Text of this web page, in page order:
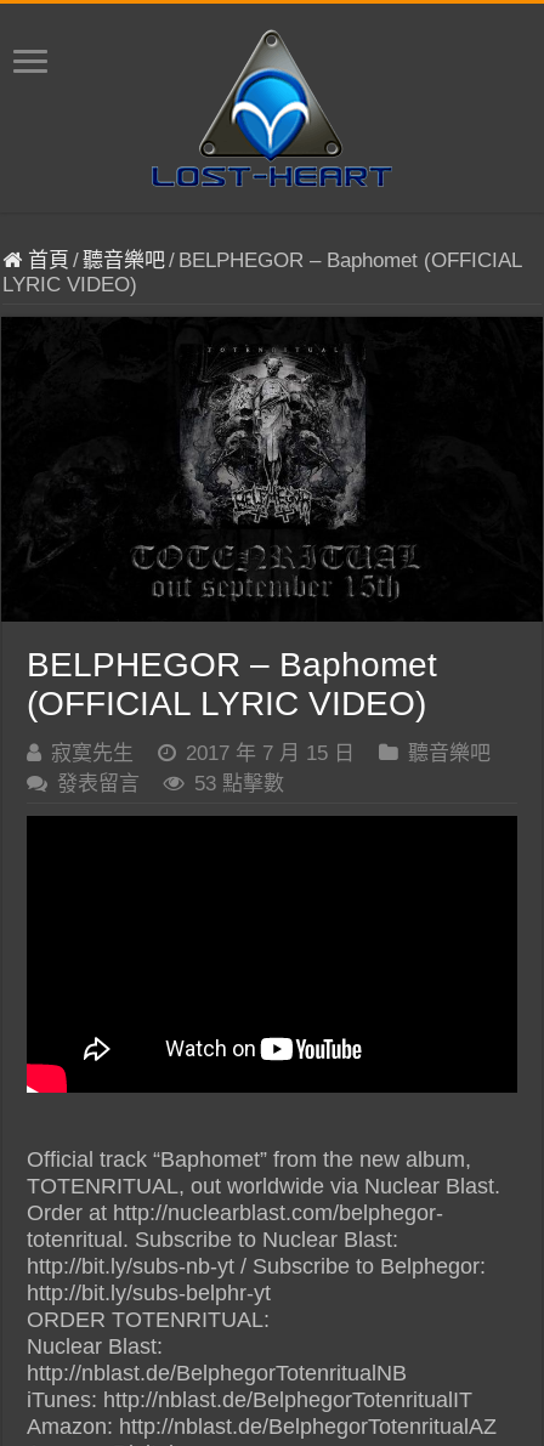
首頁 /聽音樂吧/ BELPHEGOR – Baphomet (OFFICIAL
LYRIC VIDEO)
BELPHEGOR – Baphomet
(OFFICIAL LYRIC VIDEO)
寂寞先生 2017 年 7 月 15 日
聽音樂吧
發表留言
53 點擊數
Official track “Baphomet” from the new album,
TOTENRITUAL, out worldwide via Nuclear Blast.
Order at http://nuclearblast.com/belphegor-
totenritual. Subscribe to Nuclear Blast:
http://bit.ly/subs-nb-yt / Subscribe to Belphegor:
http://bit.ly/subs-belphr-yt
ORDER TOTENRITUAL:
Nuclear Blast:
http://nblast.de/BelphegorTotenritualNB
iTunes: http://nblast.de/BelphegorTotenritualIT
Amazon: http://nblast.de/BelphegorTotenritualAZ